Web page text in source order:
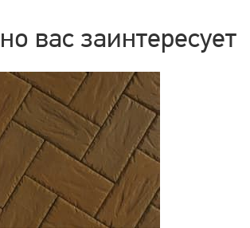
вас заинтересует